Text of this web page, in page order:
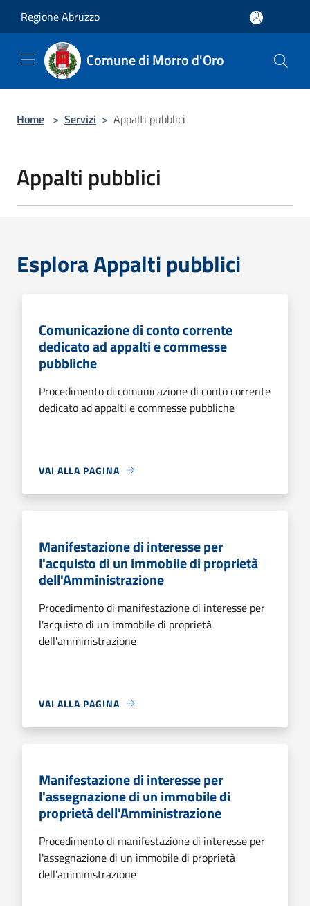
Regione Abruzzo
Comune di Morro d'Oro
Home > Servizi > Appalti pubblici
Appalti pubblici
Esplora Appalti pubblici
Comunicazione di conto corrente
dedicato ad appalti e commesse
pubbliche
Procedimento di comunicazione di conto corrente
dedicato ad appalti e commesse pubbliche
VAI ALLA PAGINA
Manifestazione di interesse per
l'acquisto di un immobile di proprietà
dell'Amministrazione
Procedimento di manifestazione di interesse per
l'acquisto di un immobile di proprietà
dell'amministrazione
VAI ALLA PAGINA
Manifestazione di interesse per
l'assegnazione di un immobile di
proprietà dell'Amministrazione
Procedimento di manifestazione di interesse per
l'assegnazione di un immobile di proprietà
dell'amministrazione